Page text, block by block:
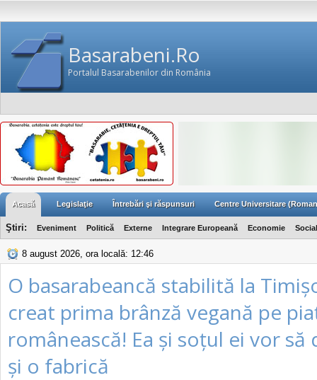
Basarabeni.Ro
Portalul Basarabenilor din România
Acasă Legislaţie Întrebări şi răspunsuri Centre Universitare
Ştiri: Eveniment Politică Externe Integrare Europeană Economie Social
8 august 2026, ora locală: 12:46
O basarabeancă stabilită la
creat prima brânză vegană pe
românească! Ea și soțul ei vor să
și o fabrică